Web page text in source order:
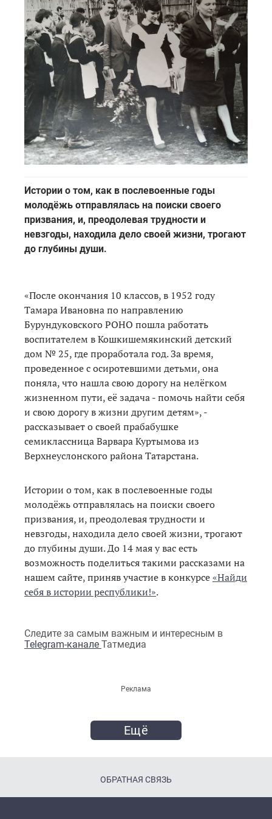
Истории о том, как в послевоенные годы
молодёжь отправлялась на поиски своего
призвания, и, преодолевая трудности и
невзгоды, находила дело своей жизни, трогают
до глубины души.
«После окончания 10 классов, в 1952 году
Тамара Ивановна по направлению
Бурундуковского РОНО пошла работать
воспитателем в Кошкишемякинский детский
дом № 25, где проработала год. За время,
проведенное с осиротевшими детьми, она
поняла, что нашла свою дорогу на нелёгком
жизненном пути, её задача - помочь найти себя
и свою дорогу в жизни другим детям», -
рассказывает о своей прабабушке
семиклассница Варвара Куртымова из
Верхнеуслонского района Татарстана.
Истории о том, как в послевоенные годы
молодёжь отправлялась на поиски своего
призвания, и, преодолевая трудности и
невзгоды, находила дело своей жизни, трогают
до глубины души. До 14 мая у вас есть
возможность поделиться такими рассказами на
нашем сайте, приняв участие в конкурсе«Найди
себя в истории республики!».
Следите за самым важным и интересным в
Telegram-канале Татмедиа
Реклама
Ещё
ОБРАТНАЯ СВЯЗЬ